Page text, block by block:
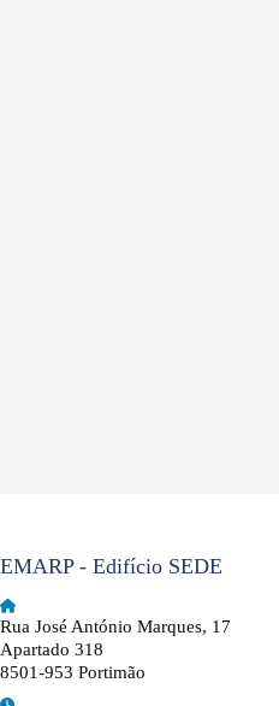
EMARP - Edifício SEDE
Rua José António Marques, 17
Apartado 318
8501-953 Portimão